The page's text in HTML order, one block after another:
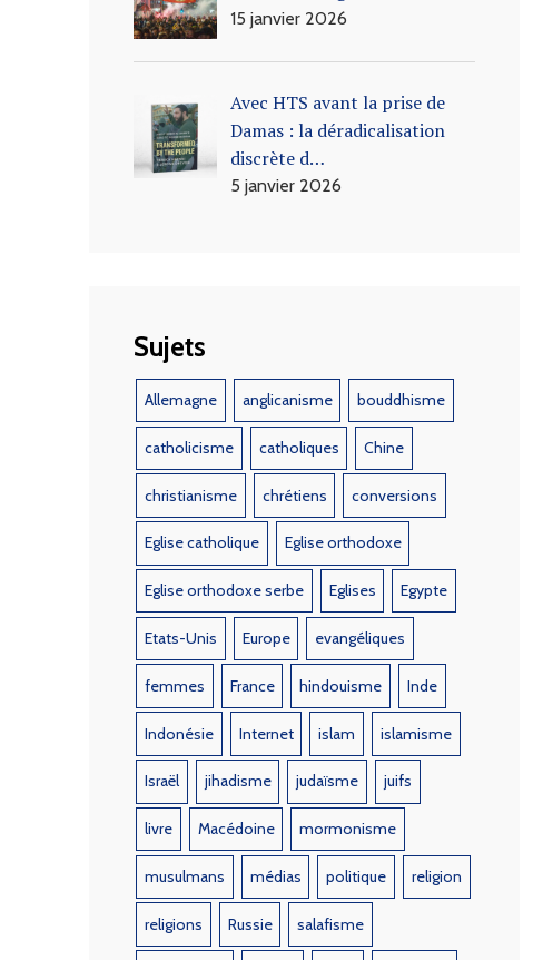
15 janvier 2026
Avec HTS avant la prise de
Damas : la déradicalisation
discrète d…
5 janvier 2026
Sujets
Allemagne anglicanisme bouddhisme
catholicisme catholiques Chine
christianisme chrétiens conversions
Eglise catholique Eglise orthodoxe
Eglise orthodoxe serbe Eglises Egypte
Etats-Unis Europe evangéliques
femmes France hindouisme Inde
Indonésie Internet islam islamisme
Israël jihadisme judaïsme juifs
livre Macédoine mormonisme
musulmans médias politique religion
religions Russie salafisme